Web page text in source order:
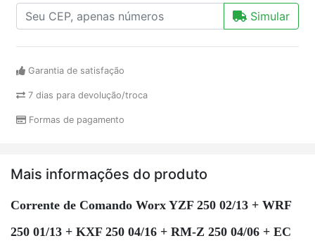
Simular
Garantia de satisfação
7 dias para devolução/troca
Formas de pagamento
Mais informações do produto
Corrente de Comando Worx YZF 250 02/13 + WRF
250 01/13 + KXF 250 04/16 + RM-Z 250 04/06 + EC